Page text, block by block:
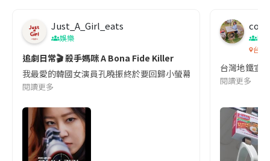
Just_A_Girl_eats
娛樂
追劇日常🎬 殺手媽咪 A Bona Fide Killer
我最愛的韓國女演員孔曉振終於要回歸小螢幕啦!這次的劇本改編
閱讀更多
co
吹
台灣
台灣地鐵宣
閱讀更多